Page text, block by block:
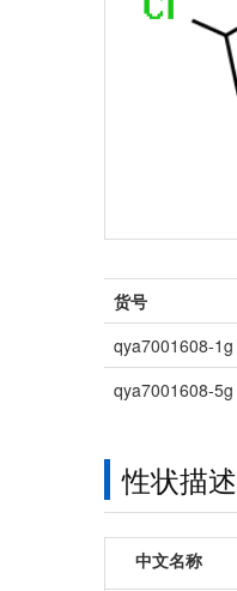
货号
qya7001608-1g
qya7001608-5g
性状描述
中文名称